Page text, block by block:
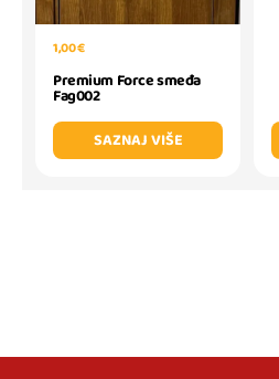
1,00 €
Premium Force smeđa
Fag002
SAZNAJ VIŠE